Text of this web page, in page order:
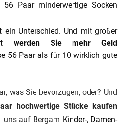
Paar minderwertige Socken
ein Unterschied. Und mit großer
werden Sie mehr Geld
56 Paar als für 10 wirklich gute
was Sie bevorzugen, oder? Und
hochwertige Stücke kaufen
uns auf Bergam Kinder-, Damen-